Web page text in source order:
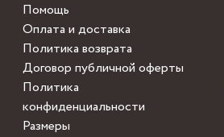
Помощь
Оплата и доставка
Политика возврата
Договор публичной оферты
Политика
конфиденциальности
Размеры